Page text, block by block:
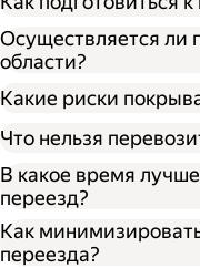
Осуществляется ли
области?
Какие риски
Что нельзя
В какое время
переезд?
Как
переезда?